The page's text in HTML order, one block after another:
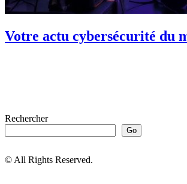
Votre actu cybersécurité du
Rechercher
Go
© All Rights Reserved.